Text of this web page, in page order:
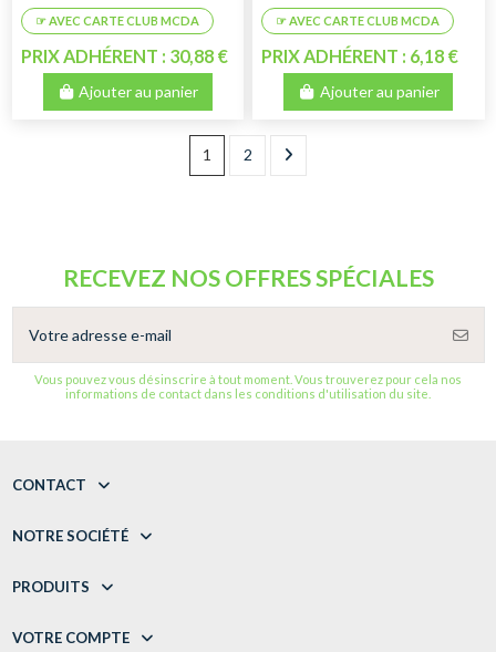
PRIX ADHÉRENT : 30,88 €
Ajouter au panier
PRIX ADHÉRENT : 6,18 €
Ajouter au panier
1 2
RECEVEZ NOS OFFRES SPÉCIALES
Vous pouvez vous désinscrire à tout moment. Vous trouverez pour cela nos
informations de contact dans les conditions d'utilisation du site.
CONTACT
NOTRE SOCIÉTÉ
PRODUITS
VOTRE COMPTE